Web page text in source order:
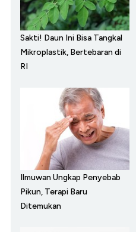
Sakti! Daun Ini Bisa Tangkal
Mikroplastik, Bertebaran di
RI
Ilmuwan Ungkap Penyebab
Pikun, Terapi Baru
Ditemukan